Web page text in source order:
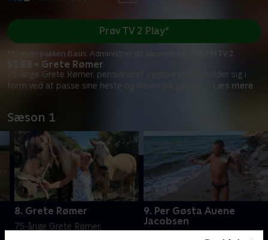
S1:E8 • Grete Rømer
75-årige Grete Rømer, pensioneret sygeplejerske, holder sig i
form ved at passe sine heste og haven på gården
Læs mere
Prøv TV 2 Play*
*Kræver pakken Basis. Administrer dit abonnement på Mit TV 2.
Sæson 1
8. Grete Rømer
75-årige Grete Rømer,
9. Per Gøsta Auene
Jacobsen